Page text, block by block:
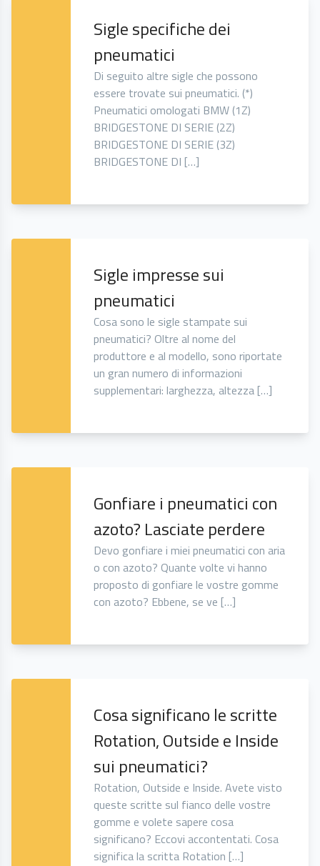
Sigle specifiche dei
pneumatici
Di seguito altre sigle che possono
essere trovate sui pneumatici. (*)
Pneumatici omologati BMW (1Z)
BRIDGESTONE DI SERIE (2Z)
BRIDGESTONE DI SERIE (3Z)
BRIDGESTONE DI […]
Sigle impresse sui
pneumatici
Cosa sono le sigle stampate sui
pneumatici? Oltre al nome del
produttore e al modello, sono riportate
un gran numero di informazioni
supplementari: larghezza, altezza […]
Gonfiare i pneumatici con
azoto? Lasciate perdere
Devo gonfiare i miei pneumatici con aria
o con azoto? Quante volte vi hanno
proposto di gonfiare le vostre gomme
con azoto? Ebbene, se ve […]
Cosa significano le scritte
Rotation, Outside e Inside
sui pneumatici?
Rotation, Outside e Inside. Avete visto
queste scritte sul fianco delle vostre
gomme e volete sapere cosa
significano? Eccovi accontentati. Cosa
significa la scritta Rotation […]